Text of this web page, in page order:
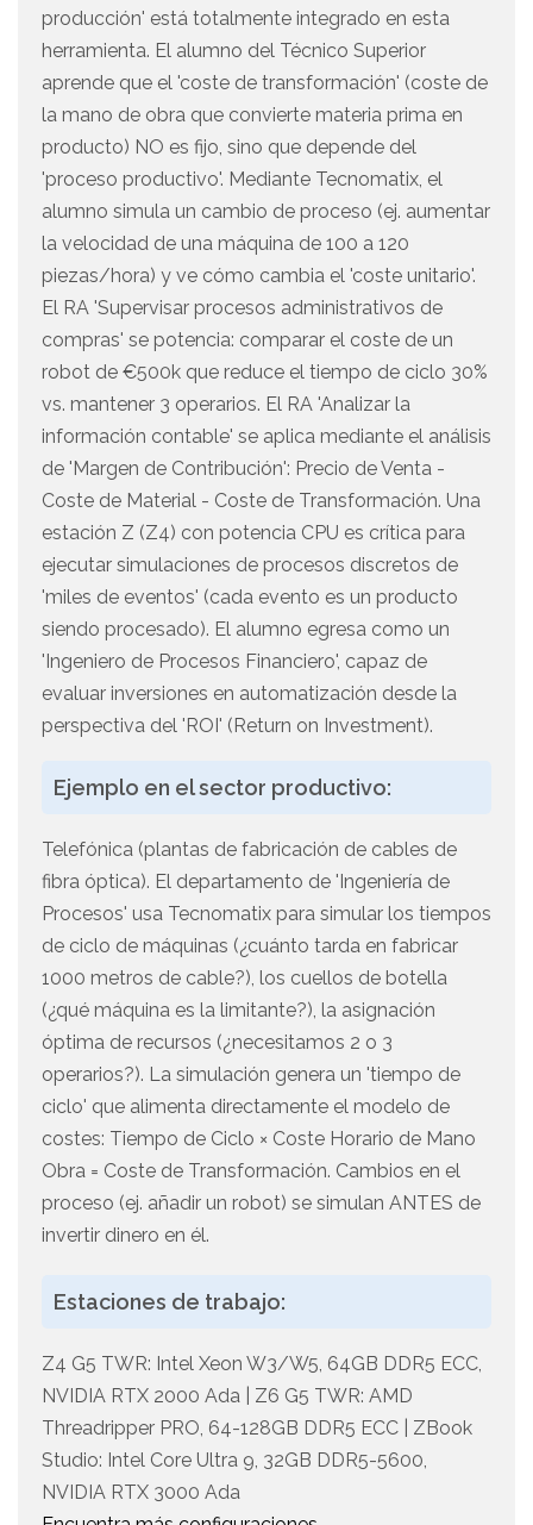
producción' está totalmente integrado en esta
herramienta. El alumno del Técnico Superior
aprende que el 'coste de transformación' (coste de
la mano de obra que convierte materia prima en
producto) NO es fijo, sino que depende del
'proceso productivo'. Mediante Tecnomatix, el
alumno simula un cambio de proceso (ej. aumentar
la velocidad de una máquina de 100 a 120
piezas/hora) y ve cómo cambia el 'coste unitario'.
El RA 'Supervisar procesos administrativos de
compras' se potencia: comparar el coste de un
robot de €500k que reduce el tiempo de ciclo 30%
vs. mantener 3 operarios. El RA 'Analizar la
información contable' se aplica mediante el análisis
de 'Margen de Contribución': Precio de Venta -
Coste de Material - Coste de Transformación. Una
estación Z (Z4) con potencia CPU es crítica para
ejecutar simulaciones de procesos discretos de
'miles de eventos' (cada evento es un producto
siendo procesado). El alumno egresa como un
'Ingeniero de Procesos Financiero', capaz de
evaluar inversiones en automatización desde la
perspectiva del 'ROI' (Return on Investment).
Ejemplo en el sector productivo:
Telefónica (plantas de fabricación de cables de
fibra óptica). El departamento de 'Ingeniería de
Procesos' usa Tecnomatix para simular los tiempos
de ciclo de máquinas (¿cuánto tarda en fabricar
1000 metros de cable?), los cuellos de botella
(¿qué máquina es la limitante?), la asignación
óptima de recursos (¿necesitamos 2 o 3
operarios?). La simulación genera un 'tiempo de
ciclo' que alimenta directamente el modelo de
costes: Tiempo de Ciclo × Coste Horario de Mano
Obra = Coste de Transformación. Cambios en el
proceso (ej. añadir un robot) se simulan ANTES de
invertir dinero en él.
Estaciones de trabajo:
Z4 G5 TWR: Intel Xeon W3/W5, 64GB DDR5 ECC,
NVIDIA RTX 2000 Ada | Z6 G5 TWR: AMD
Threadripper PRO, 64-128GB DDR5 ECC | ZBook
Studio: Intel Core Ultra 9, 32GB DDR5-5600,
NVIDIA RTX 3000 Ada